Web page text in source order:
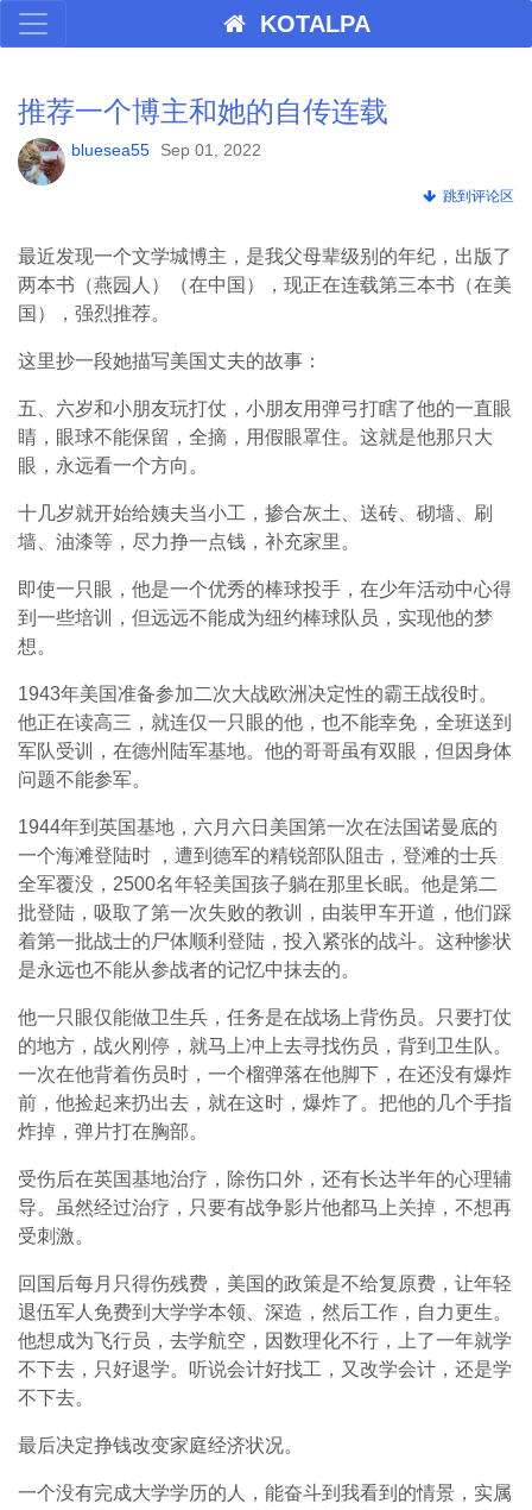
KOTALPA
推荐一个博主和她的自传连载
bluesea55 Sep 01, 2022
跳到评论区
最近发现一个文学城博主，是我父母辈级别的年纪，出版了
两本书（燕园人）（在中国），现正在连载第三本书（在美
国），强烈推荐。
这里抄一段她描写美国丈夫的故事：
五、六岁和小朋友玩打仗，小朋友用弹弓打瞎了他的一直眼
睛，眼球不能保留，全摘，用假眼罩住。这就是他那只大
眼，永远看一个方向。
十几岁就开始给姨夫当小工，掺合灰土、送砖、砌墙、刷
墙、油漆等，尽力挣一点钱，补充家里。
即使一只眼，他是一个优秀的棒球投手，在少年活动中心得
到一些培训，但远远不能成为纽约棒球队员，实现他的梦
想。
1943年美国准备参加二次大战欧洲决定性的霸王战役时。
他正在读高三，就连仅一只眼的他，也不能幸免，全班送到
军队受训，在德州陆军基地。他的哥哥虽有双眼，但因身体
问题不能参军。
1944年到英国基地，六月六日美国第一次在法国诺曼底的
一个海滩登陆时 ，遭到德军的精锐部队阻击，登滩的士兵
全军覆没，2500名年轻美国孩子躺在那里长眠。他是第二
批登陆，吸取了第一次失败的教训，由装甲车开道，他们踩
着第一批战士的尸体顺利登陆，投入紧张的战斗。这种惨状
是永远也不能从参战者的记忆中抹去的。
他一只眼仅能做卫生兵，任务是在战场上背伤员。只要打仗
的地方，战火刚停，就马上冲上去寻找伤员，背到卫生队。
一次在他背着伤员时，一个榴弹落在他脚下，在还没有爆炸
前，他捡起来扔出去，就在这时，爆炸了。把他的几个手指
炸掉，弹片打在胸部。
受伤后在英国基地治疗，除伤口外，还有长达半年的心理辅
导。虽然经过治疗，只要有战争影片他都马上关掉，不想再
受刺激。
回国后每月只得伤残费，美国的政策是不给复原费，让年轻
退伍军人免费到大学学本领、深造，然后工作，自力更生。
他想成为飞行员，去学航空，因数理化不行，上了一年就学
不下去，只好退学。听说会计好找工，又改学会计，还是学
不下去。
最后决定挣钱改变家庭经济状况。
一个没有完成大学学历的人，能奋斗到我看到的情景，实属